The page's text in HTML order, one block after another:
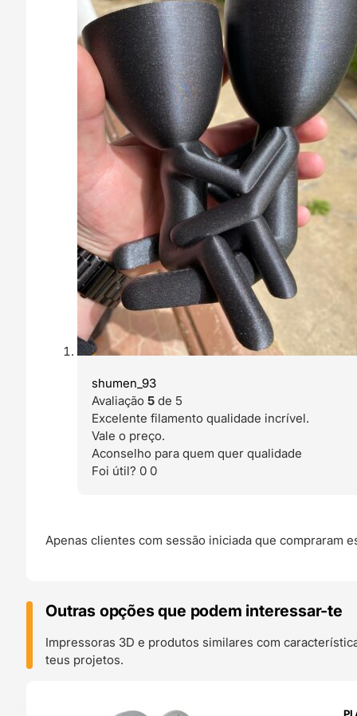
shumen_93
Avaliação5 de 5
Excelente filamento qualidade incrível.
Vale o preço.
Aconselho para quem quer qualidade
Foi útil? 00
Apenas clientes com sessão iniciada que compraram
Outras opções que podem interessar-te
Impressoras 3D e produtos similares com
teus projetos.